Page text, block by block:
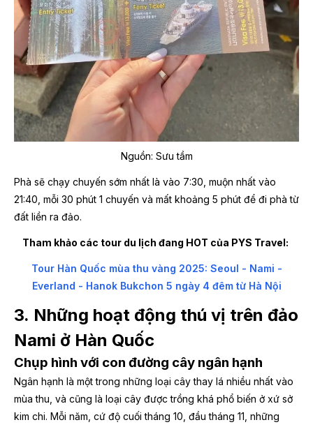
Nguồn: Sưu tầm
Phà sẽ chạy chuyến sớm nhất là vào 7:30, muộn nhất vào
21:40, mỗi 30 phút 1 chuyến và mất khoảng 5 phút để đi phà từ
đất liền ra đảo.
Tham khảo các tour du lịch đang HOT của PYS Travel:
Tour Hàn Quốc mùa thu vàng 2025: Seoul - Nami -
Everland - Hanok Bukchon 5 ngày 4 đêm từ Hà Nội
3. Những hoạt động thú vị trên đảo
Nami ở Hàn Quốc
Chụp hình với con đường cây ngân hạnh
Ngân hạnh là một trong những loại cây thay lá nhiều nhất vào
mùa thu, và cũng là loại cây được trồng khá phổ biến ở xứ sở
kim chi. Mỗi năm, cứ độ cuối tháng 10, đầu tháng 11, những